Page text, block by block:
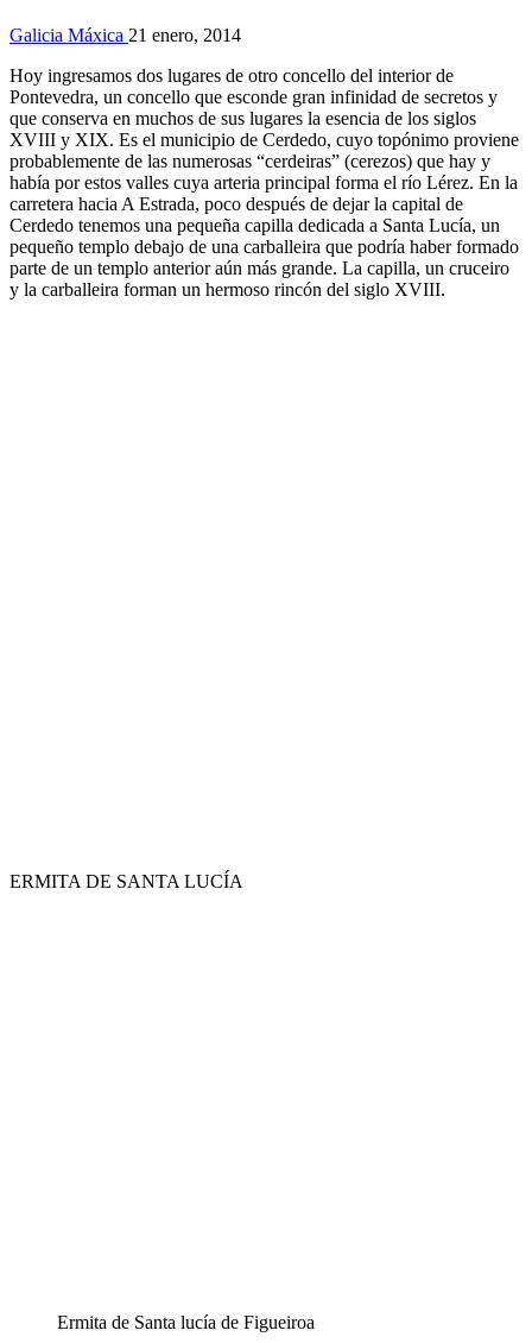
Galicia Máxica 21 enero, 2014
Hoy ingresamos dos lugares de otro concello del interior de
Pontevedra, un concello que esconde gran infinidad de secretos y
que conserva en muchos de sus lugares la esencia de los siglos
XVIII y XIX. Es el municipio de Cerdedo, cuyo topónimo proviene
probablemente de las numerosas “cerdeiras” (cerezos) que hay y
había por estos valles cuya arteria principal forma el río Lérez. En la
carretera hacia A Estrada, poco después de dejar la capital de
Cerdedo tenemos una pequeña capilla dedicada a Santa Lucía, un
pequeño templo debajo de una carballeira que podría haber formado
parte de un templo anterior aún más grande. La capilla, un cruceiro
y la carballeira forman un hermoso rincón del siglo XVIII.
ERMITA DE SANTA LUCÍA
Ermita de Santa lucía de Figueiroa